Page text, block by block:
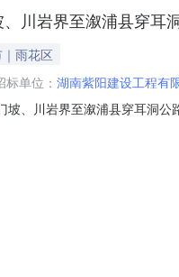
川岩界至溆浦县穿耳
雨花区
标单位： 湖南紫阳建设工程有
坡、川岩界至溆浦县穿耳洞
、委托代理编号：